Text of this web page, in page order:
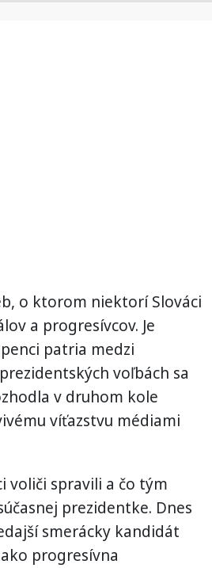
o ktorom niektorí Slováci
a progresívcov. Je
patria medzi
voľbách sa
v druhom kole
víťazstvu médiami
voliči spravili a čo tým
prezidentke. Dnes
smerácky kandidát
progresívna